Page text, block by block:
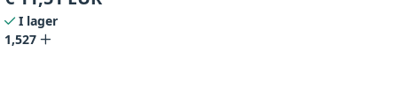
I lager
1,527